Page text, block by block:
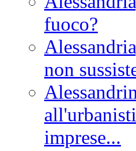
fuoco?
non
imprese...